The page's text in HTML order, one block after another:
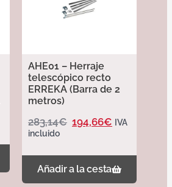
AHE01 – Herraje
telescópico recto
ERREKA (Barra de 2
metros)
283,14€ 194,66€ IVA
incluido
Añadir a la cesta